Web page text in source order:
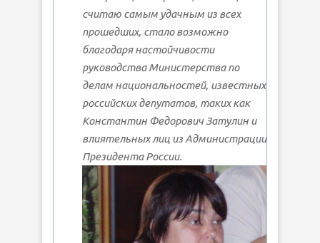
считаю самым удачным из всех
прошедших, стало возможно
благодаря настойчивости
руководства Министерства по
делам национальностей, известных
российских депутатов, таких как
Константин Федорович Затулин и
влиятельных лиц из Администрации
Президента России.